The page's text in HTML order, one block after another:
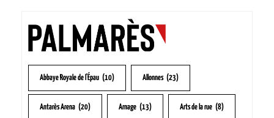
Abbaye Royale de l'Épau (10) Allonnes (23)
Antarès Arena (20) Arnage (13) Arts de la rue (8)